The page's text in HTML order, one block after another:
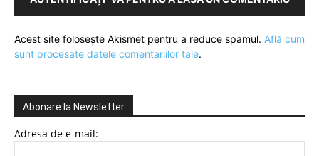
Acest site folosește Akismet pentru a reduce spamul. Află cum
sunt procesate datele comentariilor tale.
Abonare la Newsletter
Adresa de e-mail: